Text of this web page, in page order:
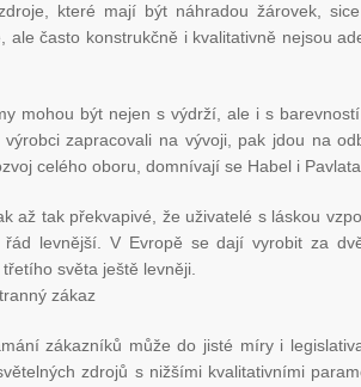
zdroje, které mají být náhradou žárovek,
ale často konstrukčně i kvalitativně nejsou
mohou být nejen s výdrží, ale i s
výrobci zapracovali na vývoji, pak jdou na
celého oboru, domnívají se Habel i Pavlata.
až tak překvapivé, že uživatelé s láskou
řád levnější. V Evropě se dají vyrobit za
světa ještě levněji.
zákaz
zákazníků může do jisté míry i
zdrojů s nižšími kvalitativními